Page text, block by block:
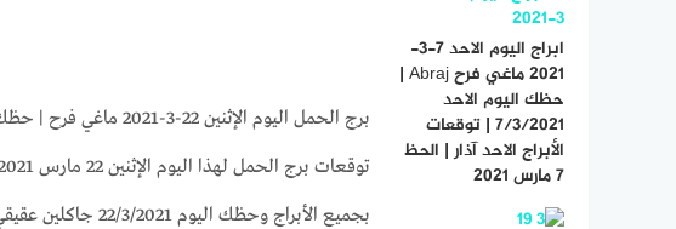
برج الحمل اليوم الإثنين 22-3-2021 ماغي فرح | حظك اليوم برج الحمل اليوم الإثنين 22/3/2021
ابراج اليوم الاحد 7-3-
2021 ماغي فرح Abraj |
حظك اليوم الاحد
7/3/2021 | توقعات
الأبراج الاحد آذار | الحظ
7 مارس 2021